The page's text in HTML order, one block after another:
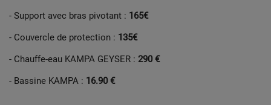
- Support avec bras pivotant : 165€
- Couvercle de protection : 135€
- Chauffe-eau KAMPA GEYSER : 290 €
- Bassine KAMPA : 16.90 €